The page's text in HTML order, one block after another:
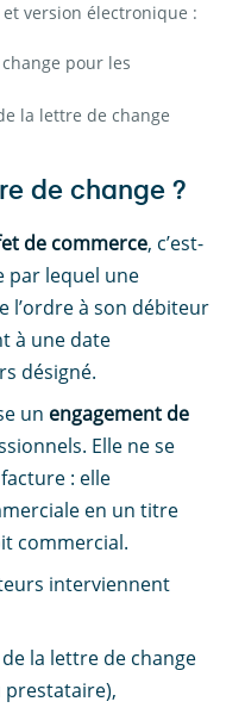
version électronique :
pour les
la lettre de change
de change ?
de commerce, c’est-
par lequel une
l’ordre à son débiteur
à une date
désigné.
un engagement de
Elle ne se
: elle
en un titre
commercial.
interviennent
la lettre de change